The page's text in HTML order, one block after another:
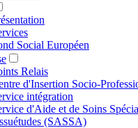
Social Européen
Relais
d'Insertion Socio-
intégration
d'Aide et de Soins
(SASSA)